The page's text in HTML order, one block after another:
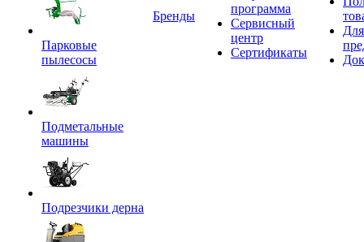
Парковые
пылесосы
Подметальные
машины
Подрезчики дерна
Бренды
программа
Сервисный
центр
Сертификаты
Для